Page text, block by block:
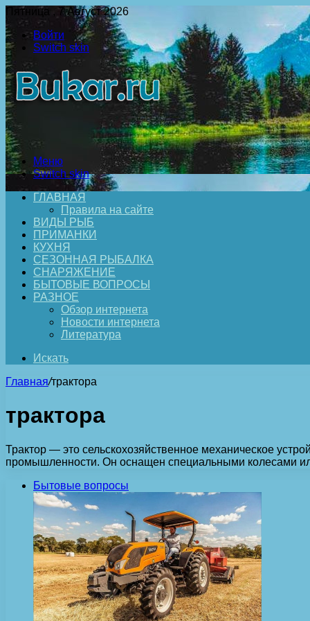
Пятница , 7 Август 2026
Войти
Switch skin
Меню
Switch skin
ГЛАВНАЯ
Правила на сайте
ВИДЫ РЫБ
ПРИМАНКИ
КУХНЯ
СЕЗОННАЯ РЫБАЛКА
СНАРЯЖЕНИЕ
БЫТОВЫЕ ВОПРОСЫ
РАЗНОЕ
Обзор интернета
Новости интернета
Литература
Искать
Главная/трактора
трактора
Трактор — это сельскохозяйственное механическое
промышленности. Он оснащен специальными колесами
Бытовые вопросы